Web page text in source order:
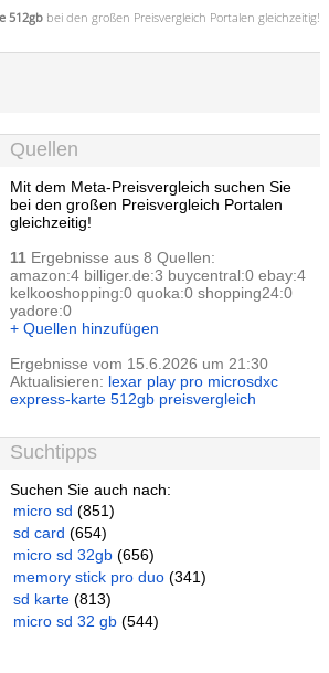
512gb bei den großen Preisvergleich Portalen gleichzeitig!
Quellen
Mit dem Meta-Preisvergleich suchen Sie
bei den großen Preisvergleich Portalen
gleichzeitig!
11 Ergebnisse aus 8 Quellen:
amazon:4 billiger.de:3 buycentral:0 ebay:4
kelkooshopping:0 quoka:0 shopping24:0
yadore:0
+ Quellen hinzufügen
Ergebnisse vom 15.6.2026 um 21:30
Aktualisieren: lexar play pro microsdxc
express-karte 512gb preisvergleich
Suchtipps
Suchen Sie auch nach:
micro sd (851)
sd card (654)
micro sd 32gb (656)
memory stick pro duo (341)
sd karte (813)
micro sd 32 gb (544)